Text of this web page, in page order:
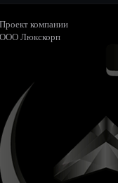
Проект компании
ООО Люкскорп